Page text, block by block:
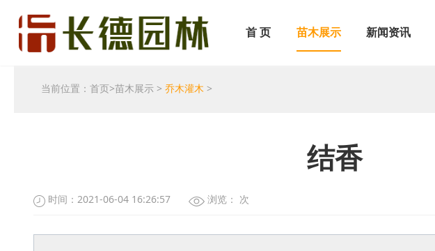
首 页 苗木展示 新闻资讯
当前位置：首页>苗木展示 >乔木灌木 >
结香
时间：2021-06-04 16:26:57 浏览： 次